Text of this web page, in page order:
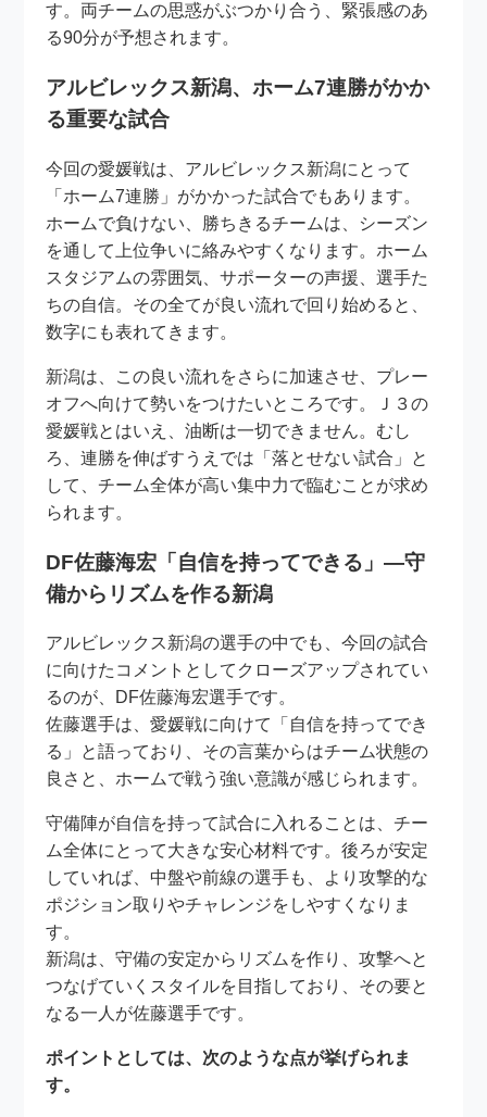
す。両チームの思惑がぶつかり合う、緊張感のあ
る90分が予想されます。
アルビレックス新潟、ホーム7連勝がかか
る重要な試合
今回の愛媛戦は、アルビレックス新潟にとって
「ホーム7連勝」がかかった試合でもあります。
ホームで負けない、勝ちきるチームは、シーズン
を通して上位争いに絡みやすくなります。ホーム
スタジアムの雰囲気、サポーターの声援、選手た
ちの自信。その全てが良い流れで回り始めると、
数字にも表れてきます。
新潟は、この良い流れをさらに加速させ、プレー
オフへ向けて勢いをつけたいところです。Ｊ３の
愛媛戦とはいえ、油断は一切できません。むし
ろ、連勝を伸ばすうえでは「落とせない試合」と
して、チーム全体が高い集中力で臨むことが求め
られます。
DF佐藤海宏「自信を持ってできる」―守
備からリズムを作る新潟
アルビレックス新潟の選手の中でも、今回の試合
に向けたコメントとしてクローズアップされてい
るのが、DF佐藤海宏選手です。
佐藤選手は、愛媛戦に向けて「自信を持ってでき
る」と語っており、その言葉からはチーム状態の
良さと、ホームで戦う強い意識が感じられます。
守備陣が自信を持って試合に入れることは、チー
ム全体にとって大きな安心材料です。後ろが安定
していれば、中盤や前線の選手も、より攻撃的な
ポジション取りやチャレンジをしやすくなりま
す。
新潟は、守備の安定からリズムを作り、攻撃へと
つなげていくスタイルを目指しており、その要と
なる一人が佐藤選手です。
ポイントとしては、次のような点が挙げられま
す。